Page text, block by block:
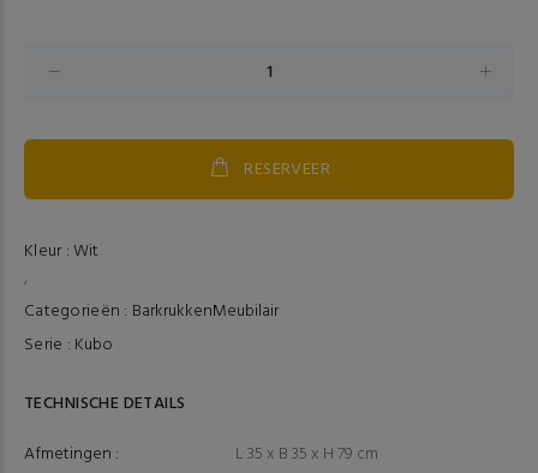
RESERVEER
Kleur :Wit
,
Categorieën : BarkrukkenMeubilair
Serie : Kubo
TECHNISCHE DETAILS
Afmetingen :
L 35 x B 35 x H 79 cm